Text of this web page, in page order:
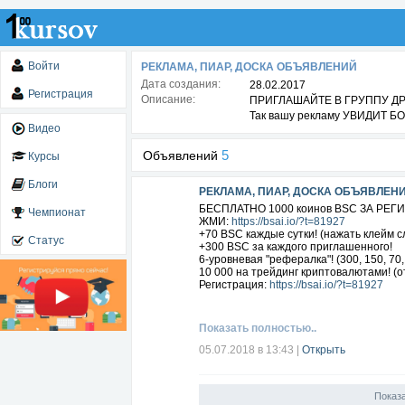
Войти
Регистрация
Видео
Курсы
Блоги
Чемпионат
Статус
РЕКЛАМА, ПИАР, ДОСКА ОБЪЯВЛЕНИЙ
Дата создания:
28.02.2017
Описание:
ПРИГЛАШАЙТЕ В ГРУППУ
Так вашу рекламу УВИДИТ
Объявлений 5
РЕКЛАМА, ПИАР, ДОСКА
БЕСПЛАТНО 1000 коинов BSC ЗА
ЖМИ: https://bsai.io/?t=81927
+70 BSC каждые сутки! (нажать клейм
+300 BSC за каждого приглашенного!
6-уровневая "рефералка"! (300, 150,
10 000 на трейдинг криптовалютами!
Регистрация: https://bsai.io/?t=81927
Показать полностью..
05.07.2018 в 13:43
Открыть